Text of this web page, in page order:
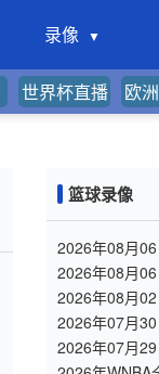
录像
世界杯直播 欧
篮球录像
2026年08月
赛 北京大学
2026年08月
赛 延世大学
2026年08月
赛 北京大学
2026年07月
男篮 - 大卫·
2026年07月
男篮 - 纽纳华